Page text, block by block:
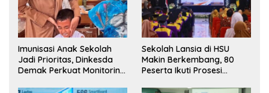
Imunisasi Anak Sekolah
Jadi Prioritas, Dinkesda
Demak Perkuat Monitoring
Sekolah Lansia di HSU
Makin Berkembang, 80
Peserta Ikuti Prosesi